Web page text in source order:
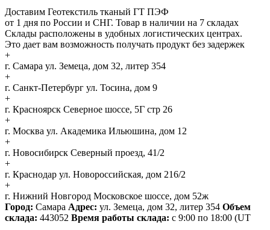
Доставим Геотекстиль тканый ГТ ПЭФ
от 1 дня по России и СНГ. Товар в наличии на 7 складах
Склады расположены в удобных логистических центрах.
Это дает вам возможность получать продукт без задержек
+
г. Самара ул. Земеца, дом 32, литер 354
+
г. Санкт-Петербург ул. Тосина, дом 9
+
г. Красноярск Северное шоссе, 5Г стр 26
+
г. Москва ул. Академика Ильюшина, дом 12
+
г. Новосибирск Северный проезд, 41/2
+
г. Краснодар ул. Новороссийская, дом 216/2
+
г. Нижний Новгород Московское шоссе, дом 52ж
Город: Самара Адрес: ул. Земеца, дом 32, литер 354 Объем
склада: 443052 Время работы склада: с 9:00 по 18:00 (UT